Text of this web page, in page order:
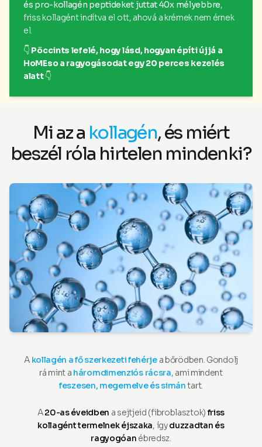
és pro-kollagén peptideket juttat 40x mélyebbre,
friss kollagént indítva el ott, ahová a krémek nem érnek
el.
👇 Pöccints lefelé, hogy lásd, hogyan építi újjá a
HoMEso a ragyogásodat egy 20 perces kezelés
alatt👇
Mi az a kollagén, és miért
beszél róla hirtelen mindenki?
A kollagén a fő szerkezeti fehérjea bőrödben. Gondolj
rá mint a háromdimenziós rácsra, ami mindent
feszesen, megemelve és simántart.
A20-as éveidben a sejtjeid (fibroblasztok) friss
kollagént termelnek éjszaka, ígyduzzadtan és
ragyogóan ébredsz.